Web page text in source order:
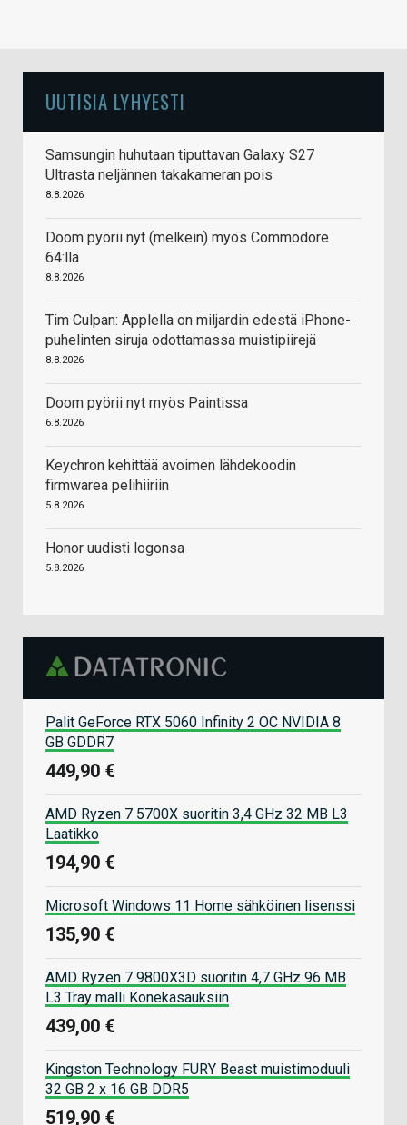
UUTISIA LYHYESTI
Samsungin huhutaan tiputtavan Galaxy S27
Ultrasta neljännen takakameran pois
8.8.2026
Doom pyörii nyt (melkein) myös Commodore
64:llä
8.8.2026
Tim Culpan: Applella on miljardin edestä iPhone-
puhelinten siruja odottamassa muistipiirejä
8.8.2026
Doom pyörii nyt myös Paintissa
6.8.2026
Keychron kehittää avoimen lähdekoodin
firmwarea pelihiiriin
5.8.2026
Honor uudisti logonsa
5.8.2026
Palit GeForce RTX 5060 Infinity 2 OC NVIDIA 8
GB GDDR7
449,90 €
AMD Ryzen 7 5700X suoritin 3,4 GHz 32 MB L3
Laatikko
194,90 €
Microsoft Windows 11 Home sähköinen lisenssi
135,90 €
AMD Ryzen 7 9800X3D suoritin 4,7 GHz 96 MB
L3 Tray malli Konekasauksiin
439,00 €
Kingston Technology FURY Beast muistimoduuli
32 GB 2 x 16 GB DDR5
519,90 €